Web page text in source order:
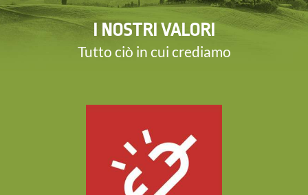
I NOSTRI VALORI
Tutto ciò in cui crediamo